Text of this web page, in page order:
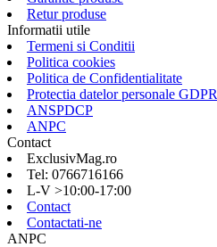
Retur produse
Informatii utile
Termeni si Conditii
Politica cookies
Politica de Confidentialitate
Protectia datelor personale GDPR
ANSPDCP
ANPC
Contact
ExclusivMag.ro
Tel: 0766716166
L-V >10:00-17:00
Contact
Contactati-ne
ANPC